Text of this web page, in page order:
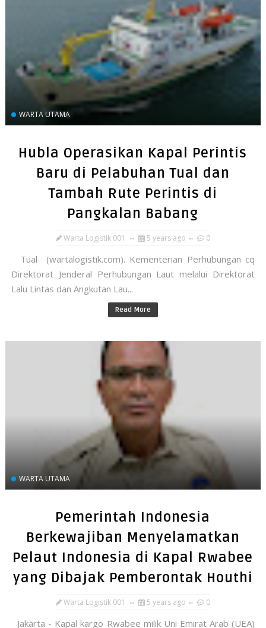
WARTA UTAMA
Hubla Operasikan Kapal Perintis
Baru di Pelabuhan Tual dan
Tambah Rute Perintis di
Pangkalan Babang
Warta Logistik 001 5 years ago 0
Tual (wartalogistik.com). Kementerian Perhubungan cq
Direktorat Jenderal Perhubungan Laut melalui Direktorat
Lalu Lintas dan Angkutan Lau...
Read More
WARTA UTAMA
Pemerintah Indonesia
Berkewajiban Menyelamatkan
Pelaut Indonesia di Kapal Rwabee
yang Dibajak Pemberontak Houthi
Warta Logistik 001 5 years ago 0
Jakarta - Kapal kargo Rwabee milik Uni Emirat Arab (UEA)